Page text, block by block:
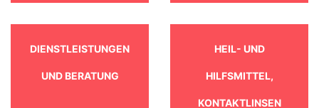
DIENSTLEISTUNGEN
UND BERATUNG
HEIL- UND
HILFSMITTEL,
KONTAKTLINSEN